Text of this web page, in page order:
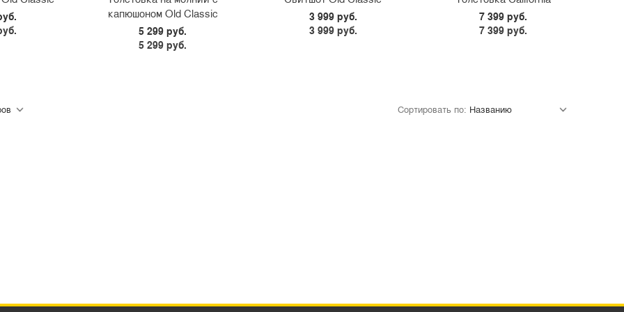
капюшоном Old Classic
5 299 руб.
5 299 руб.
3 999 руб.
3 999 руб.
7 399 руб.
7 399 руб.
Сортировать по: